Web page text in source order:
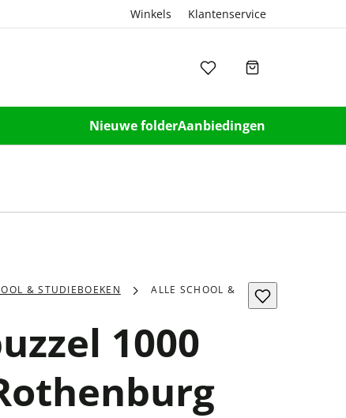
Winkels Klantenservice
Nieuwe folderAanbiedingen
& STUDIEBOEKEN
ALLE SCHOOL &
1000